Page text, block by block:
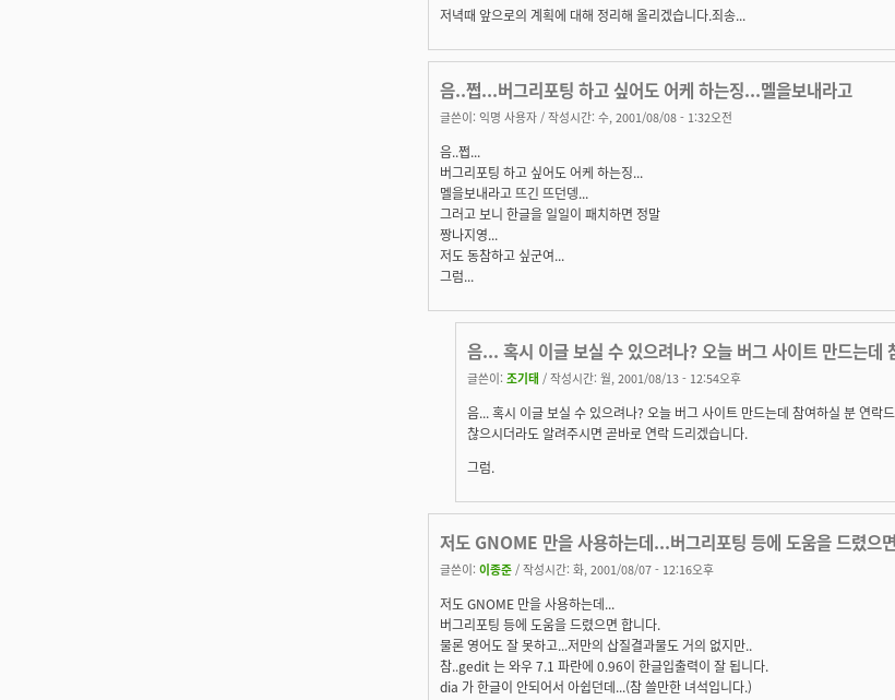
저녁때 앞으로의 계획에 대해 정리해 올리겠습니다.죄송...
음..쩝...버그리포팅 하고 싶어도 어케 하는징...멜을보내라고
글쓴이: 익명 사용자 / 작성시간: 수, 2001/08/08 - 1:32오전
음..쩝...
버그리포팅 하고 싶어도 어케 하는징...
멜을보내라고 뜨긴 뜨던뎅...
그러고 보니 한글을 일일이 패치하면 정말
짱나지영...
저도 동참하고 싶군여...
그럼...
음... 혹시 이글 보실 수 있으려나? 오늘 버그 사이트 만드는데
글쓴이: 조기태 / 작성시간: 월, 2001/08/13 - 12:54오후
음... 혹시 이글 보실 수 있으려나? 오늘 버그 사이트 만드는데 참여하실 분 연락
찮으시더라도 알려주시면 곧바로 연락 드리겠습니다.
그럼.
저도 GNOME 만을 사용하는데...버그리포팅 등에 도움을 드렸으면
글쓴이: 이종준 / 작성시간: 화, 2001/08/07 - 12:16오후
저도 GNOME 만을 사용하는데...
버그리포팅 등에 도움을 드렸으면 합니다.
물론 영어도 잘 못하고...저만의 삽질결과물도 거의 없지만..
참..gedit 는 와우 7.1 파란에 0.96이 한글입출력이 잘 됩니다.
dia 가 한글이 안되어서 아쉽던데...(참 쓸만한 녀석입니다.)